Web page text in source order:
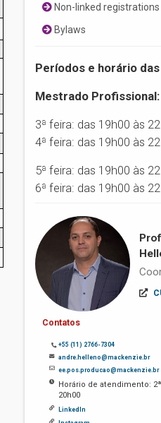
Non-linked registrations
Bylaws
Períodos e horário
Mestrado Profissional:
3ª feira: das 19h00 às
4ª feira: das 19h00 às
5ª feira: das 19h00 às
6ª feira: das 19h00 às
Contatos
+55 (11) 2766-7304
andre.helleno@mackenzie.br
ee.pos.producao@mackenzie.br
Horário de atendimento:
20h00
Linkedln